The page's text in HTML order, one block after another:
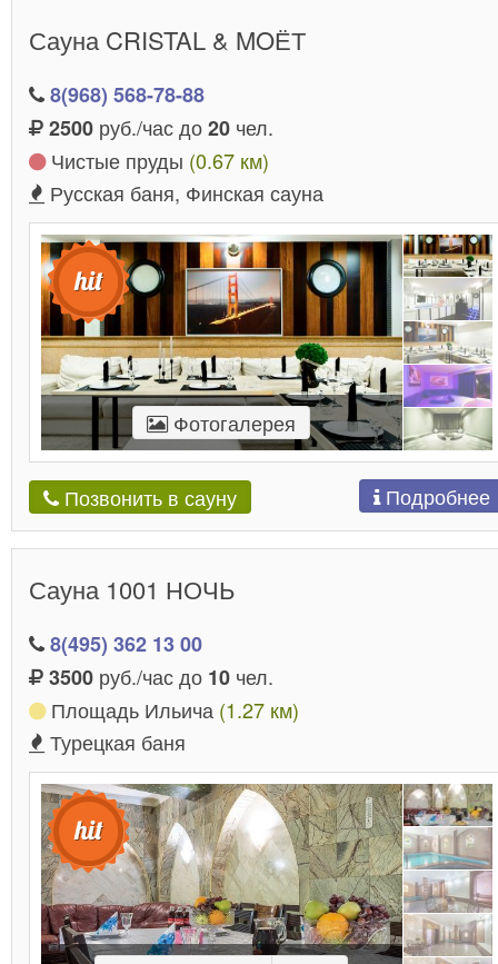
Сауна CRISTAL & MOЁТ
8(968) 568-78-88
2500 руб./час до20 чел.
Чистые пруды (0.67 км)
Русская баня, Финская сауна
Фотогалерея
Позвонить в сауну Подробнее
Сауна 1001 НОЧЬ
8(495) 362 13 00
3500 руб./час до 10 чел.
Площадь Ильича (1.27 км)
Турецкая баня